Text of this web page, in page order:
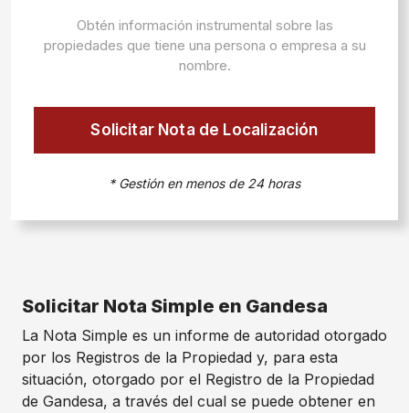
Obtén información instrumental sobre las
propiedades que tiene una persona o empresa a su
nombre.
Solicitar Nota de Localización
* Gestión en menos de 24 horas
Solicitar Nota Simple en Gandesa
La Nota Simple es un informe de autoridad otorgado
por los Registros de la Propiedad y, para esta
situación, otorgado por el Registro de la Propiedad
de Gandesa, a través del cual se puede obtener en